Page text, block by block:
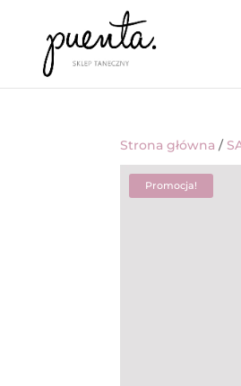
Strona główna /
Promocja!